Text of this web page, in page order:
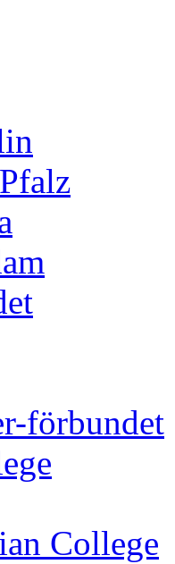
förbundet
College